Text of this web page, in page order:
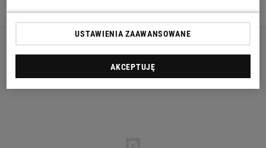
Paweł Matys,3 LUTEGO 2025, 10:42
USTAWIENIA ZAAWANSOWANE
AKCEPTUJĘ